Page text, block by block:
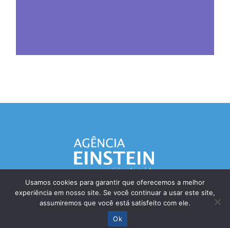
Responsável Técnico: Dr. Eliezer Silva - CRM: 85148-SP
© Einstein Hospital Israelita 2025 - Todos os direitos reservados
Usamos cookies para garantir que oferecemos a melhor
experiência em nosso site. Se você continuar a usar este site,
assumiremos que você está satisfeito com ele.
Ok